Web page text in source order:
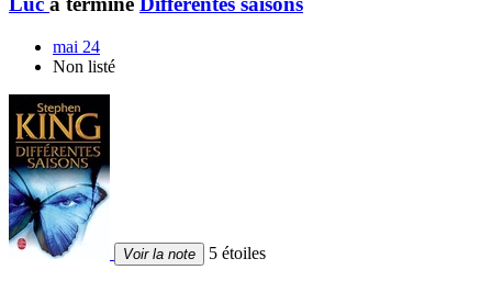
mai 24
Non listé
Voir la note 5 étoiles